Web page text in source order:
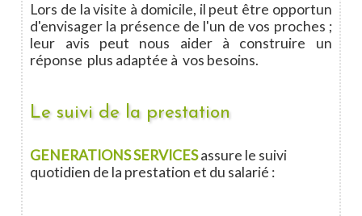
Lors de la visite à domicile, il peut être opportun
d'envisager la présence de l'un de vos proches ;
leur avis peut nous aider à construire un
réponse plus adaptée à vos besoins.
Le suivi de la prestation
GENERATIONS SERVICESassure le suivi
quotidien de la prestation et du salarié :